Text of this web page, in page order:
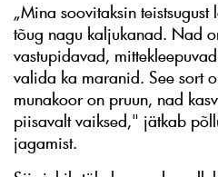
„Mina soovitaksin
tõug nagu kaljukanad. Nad
vastupidavad,
valida ka maranid. See sort
munakoor on pruun, nad
piisavalt vaiksed," jätkab
jagamist.